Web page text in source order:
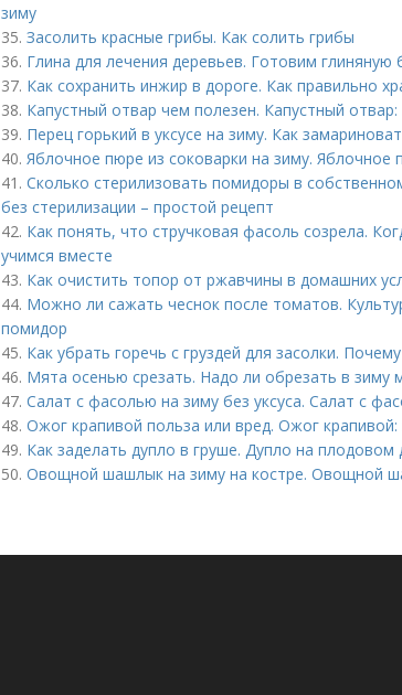
зиму
35. Засолить красные грибы. Как солить грибы
36. Глина для лечения деревьев. Готовим глиняную
37. Как сохранить инжир в дороге. Как правильно
38. Капустный отвар чем полезен. Капустный
39. Перец горький в уксусе на зиму. Как
40. Яблочное пюре из соковарки на зиму.
41. Сколько стерилизовать помидоры в
без стерилизации – простой рецепт
42. Как понять, что стручковая фасоль созрела.
учимся вместе
43. Как очистить топор от ржавчины в домашних
44. Можно ли сажать чеснок после томатов.
помидор
45. Как убрать горечь с груздей для засолки.
46. Мята осенью срезать. Надо ли обрезать в зиму
47. Салат с фасолью на зиму без уксуса. Салат с
48. Ожог крапивой польза или вред. Ожог крапивой:
49. Как заделать дупло в груше. Дупло на плодовом
50. Овощной шашлык на зиму на костре. Овощной